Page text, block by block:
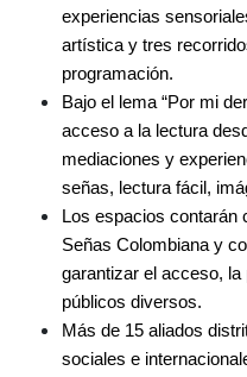
experiencias
artística y tres
programación.
Bajo el lema “Por mi
acceso a la lectura
mediaciones y
señas, lectura fácil,
Los espacios contarán
Señas Colombiana y
garantizar el acceso,
públicos diversos.
Más de 15 aliados
sociales e